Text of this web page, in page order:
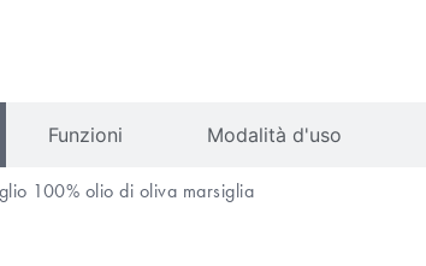
Funzioni Modalità d'uso
100% olio di oliva marsiglia